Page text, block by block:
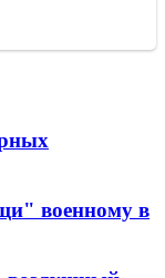
военному в